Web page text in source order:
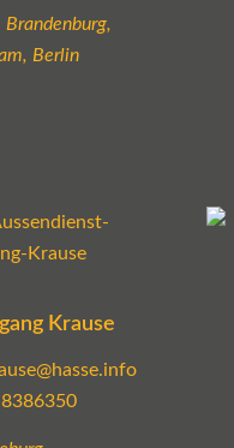
Brandenburg,
Berlin
Krause